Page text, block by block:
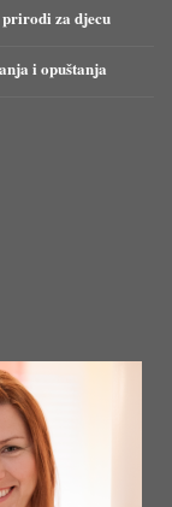
za djecu
i opuštanja